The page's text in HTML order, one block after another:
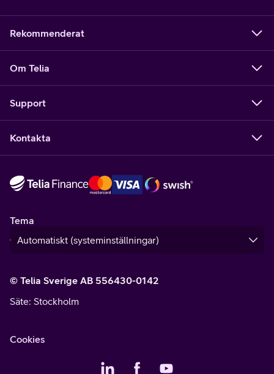
Rekommenderat
Om Telia
Support
Kontakta
Tema
© Telia Sverige AB 556430-0142
Säte: Stockholm
Cookies